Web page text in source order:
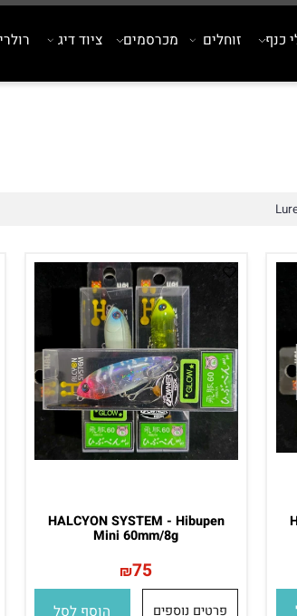
זוחלים מכרסמים ציוד דיג רולרים
HALCYON SYSTEM - Hibupen
Mini 60mm/8g
₪75